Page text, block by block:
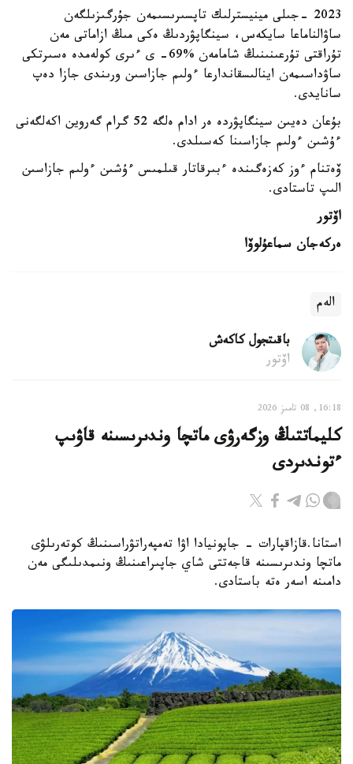
2023 -جىلى مينيسترلىك تاپسىرىسىمەن جۇرگىزىلگەن
ساۋالناماعا سايكەس، سينگاپۋردىڭ ەكى مىڭ ازاماتى مەن
تۇراقتى تۇرعىنىنىڭ شامامەن %69- ى ءىرى كولەمدە ەسىرتكى
ساۋداسىمەن اينالىسقاندارعا ءولىم جازاسىن ورىندى جازا دەپ
سانايدى.
بۇعان دەيىن سينگاپۋردە ەر ادام ەلگە 52 گرام گەروين اكەلگەنى
ءۇشىن ءولىم جازاسىنا كەسىلدى.
ۆەتنام ءوز كەزەگىندە ءبىرقاتار قىلمىس ءۇشىن ءولىم جازاسىن
الىپ تاستادى.
اۆتور
ەركەجان سماعۇلوۆا
الەم
باقىتجول كاكەش
اۆتور
16:18, 08 تامىز 2026
كليماتتىڭ وزگەرۋى ماتچا وندىرىسىنە قاۋىپ
ءتوندىردى
استانا.قازاقپارات - جاپونيادا اۋا تەمپەراتۋراسىنىڭ كوتەرىلۋى
ماتچا وندىرىسىنە قاجەتتى شاي جاپىراعىنىڭ ونىمدىلىگى مەن
دامىنە اسەر ەتە باستادى.